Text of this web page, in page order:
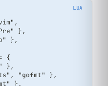
},
},
{
},
"gofmt" },
},